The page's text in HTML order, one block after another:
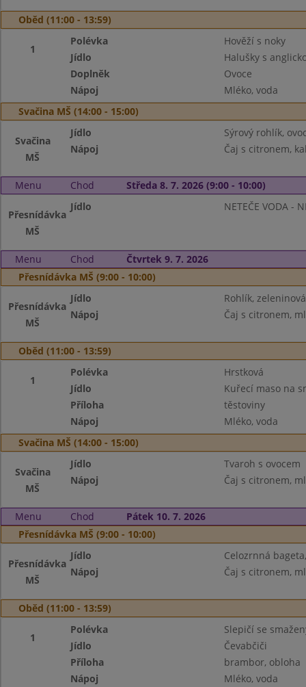
Oběd (11:00 - 13:59)
1
Polévka
Hověží s noky
Jídlo
Halušky s
Doplněk
Ovoce
Nápoj
Mléko, voda
Svačina MŠ (14:00 - 15:00)
Svačina
MŠ
Jídlo
Sýrový rohlík,
Nápoj
Čaj s citronem,
Menu Chod Středa 8. 7. 2026 (9:00 - 10:00)
Přesnídávka
MŠ
Jídlo NETEČE VODA -
Menu Chod
Čtvrtek 9. 7. 2026
Přesnídávka MŠ (9:00 - 10:00)
Přesnídávka
MŠ
Jídlo
Rohlík,
Nápoj
Čaj s citronem,
Oběd (11:00 - 13:59)
1
Polévka
Hrstková
Jídlo
Kuřecí maso na
Příloha
těstoviny
Nápoj
Mléko, voda
Svačina MŠ (14:00 - 15:00)
Svačina
MŠ
Jídlo
Tvaroh s ovocem
Nápoj
Čaj s citronem,
Menu Chod
Pátek 10. 7. 2026
Přesnídávka MŠ (9:00 - 10:00)
Přesnídávka
MŠ
Jídlo
Celozrnná
Nápoj
Čaj s citronem,
Oběd (11:00 - 13:59)
1
Polévka
Slepičí se
Jídlo
Čevabčiči
Příloha
brambor, obloha
Nápoj
Mléko, voda